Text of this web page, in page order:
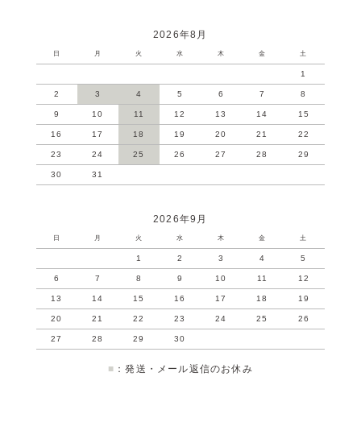
2026年8月
日 月 火 水 木 金 土
1
2 3 4 5 6 7 8
9 10 11 12 13 14 15
16 17 18 19 20 21 22
23 24 25 26 27 28 29
30 31
2026年9月
日 月 火 水 木 金 土
1 2 3 4 5
6 7 8 9 10 11 12
13 14 15 16 17 18 19
20 21 22 23 24 25 26
27 28 29 30
■ ：発送・メール返信のお休み